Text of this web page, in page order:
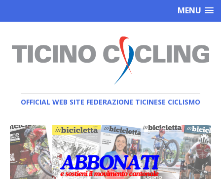
MENU
OFFICIAL WEB SITE FEDERAZIONE TICINESE CICLISMO